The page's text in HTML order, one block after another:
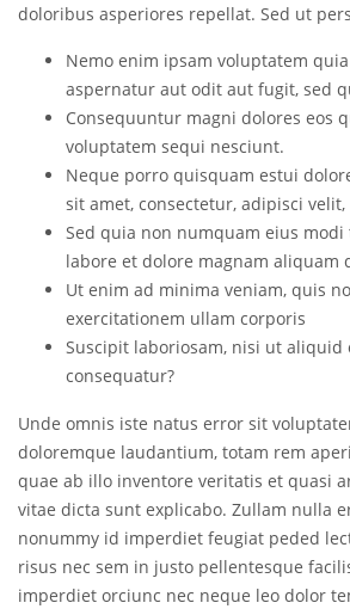
doloribus asperiores repellat. Sed ut
Nemo enim ipsam voluptatem
aspernatur aut odit aut fugit, sed
Consequuntur magni dolores eos
voluptatem sequi nesciunt.
Neque porro quisquam estui
sit amet, consectetur, adipisci velit,
Sed quia non numquam eius
labore et dolore magnam aliquam
Ut enim ad minima veniam, quis
exercitationem ullam corporis
Suscipit laboriosam, nisi ut aliquid
consequatur?
Unde omnis iste natus error sit
doloremque laudantium, totam rem
quae ab illo inventore veritatis et quasi
vitae dicta sunt explicabo. Zullam nulla
nonummy id imperdiet feugiat peded
risus nec sem in justo pellentesque
imperdiet orciunc nec neque leo dolor